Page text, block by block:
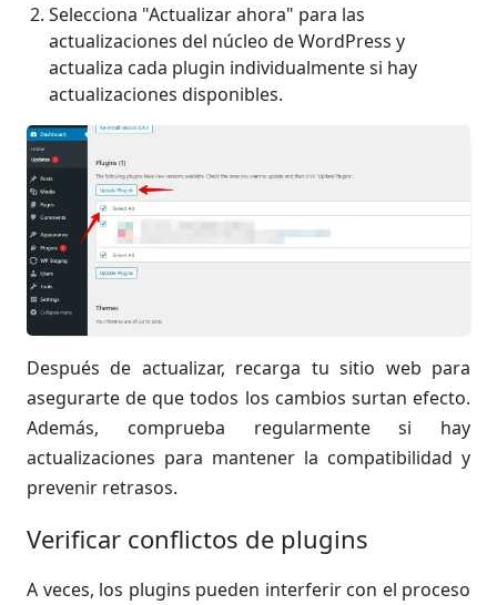
Selecciona "Actualizar ahora" para las
actualizaciones del núcleo de WordPress y
actualiza cada plugin individualmente si hay
actualizaciones disponibles.
Después de actualizar, recarga tu sitio web para
asegurarte de que todos los cambios surtan efecto.
Además, comprueba regularmente si hay
actualizaciones para mantener la compatibilidad y
prevenir retrasos.
Verificar conflictos de plugins
A veces, los plugins pueden interferir con el proceso